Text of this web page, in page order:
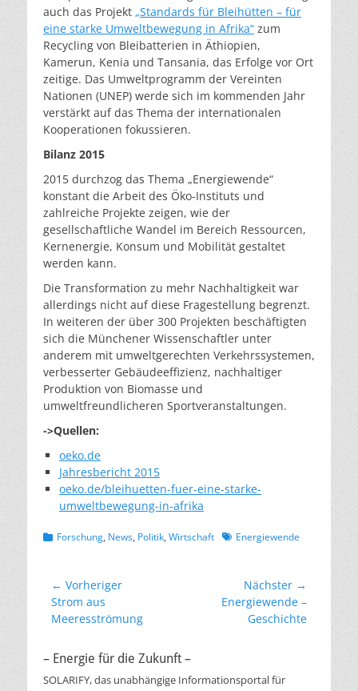
auch das Projekt „Standards für Bleihütten – für
eine starke Umweltbewegung in Afrika“ zum
Recycling von Bleibatterien in Äthiopien,
Kamerun, Kenia und Tansania, das Erfolge vor Ort
zeitige. Das Umweltprogramm der Vereinten
Nationen (UNEP) werde sich im kommenden Jahr
verstärkt auf das Thema der internationalen
Kooperationen fokussieren.
Bilanz 2015
2015 durchzog das Thema „Energiewende“
konstant die Arbeit des Öko-Instituts und
zahlreiche Projekte zeigen, wie der
gesellschaftliche Wandel im Bereich Ressourcen,
Kernenergie, Konsum und Mobilität gestaltet
werden kann.
Die Transformation zu mehr Nachhaltigkeit war
allerdings nicht auf diese Fragestellung begrenzt.
In weiteren der über 300 Projekten beschäftigten
sich die Münchener Wissenschaftler unter
anderem mit umweltgerechten Verkehrssystemen,
verbesserter Gebäudeeffizienz, nachhaltiger
Produktion von Biomasse und
umweltfreundlicheren Sportveranstaltungen.
->Quellen:
oeko.de
Jahresbericht 2015
oeko.de/bleihuetten-fuer-eine-starke-
umweltbewegung-in-afrika
Kategorien
Forschung, News, Politik, Wirtschaft Schlagworte
Energiewende
Beitragsnavigation
← Vorheriger
Vorheriger
Beitrag:
Strom aus
Meeresströmung
Nächster →
NächsterEnergiewende –
Geschichte
– Energie für die Zukunft –
SOLARIFY, das unabhängige Informationsportal für